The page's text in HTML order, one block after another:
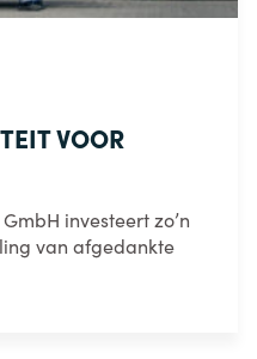
VOOR
investeert zo’n
van afgedankte